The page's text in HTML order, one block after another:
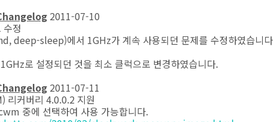
2011-07-10
정
deep-sleep)에서 1GHz가 계속 사용되던 문제를 수정하였습니
로 설정되던 것을 최소 클럭으로 변경하였습니다.
2011-07-11
커버리 4.0.0.2 지원
중에 선택하여 사용 가능합니다.